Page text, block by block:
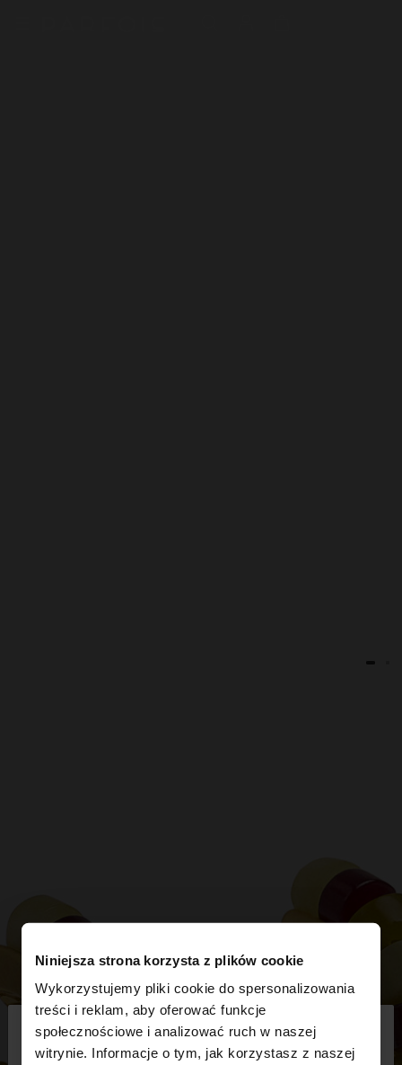
Niniejsza strona korzysta z plików cookie
Wykorzystujemy pliki cookie do spersonalizowania
treści i reklam, aby oferować funkcje
społecznościowe i analizować ruch w naszej
witrynie. Informacje o tym, jak korzystasz z naszej
witaj